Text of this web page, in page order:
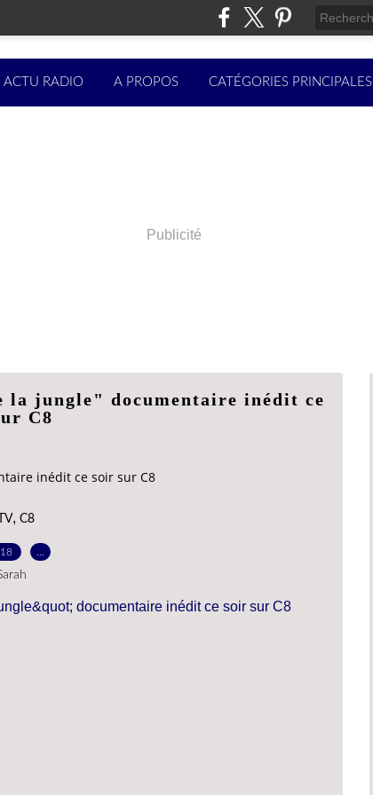
ACTU RADIO A PROPOS CATÉGORIES PRINCIPALES
Publicité
la jungle" documentaire inédit ce
C8
inédit ce soir sur C8
, C8